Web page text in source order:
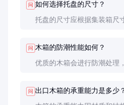
问 如何选择托盘的尺寸？
托盘的尺寸应根据集装箱尺
问 木箱的防潮性能如何？
优质的木箱会进行防潮处理
问 出口木箱的承重能力是多少